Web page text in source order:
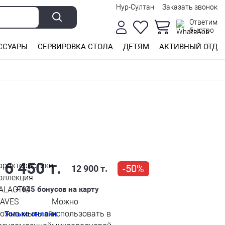
Нур-Султан
Заказать звонок
Ответим
быстро
СЕРВИРОВКА СТОЛА ДЕТЯМ АКТИВНЫЙ
6 450 т. 12 900 т. -50%
+ 645 бонусов на карту
Только онлайн
мыть в
Можно
использовать в